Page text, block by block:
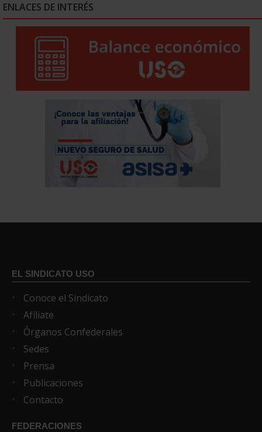
ENLACES DE INTERÉS
EL SINDICATO USO
Conoce el Sindicato
Afíliate
Órganos Confederales
Sedes
Prensa
Publicaciones
Contacto
FEDERACIONES